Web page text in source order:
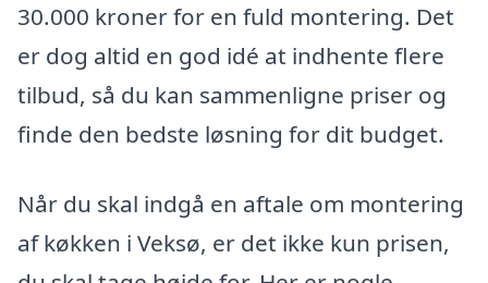
30.000 kroner for en fuld montering. Det
er dog altid en god idé at indhente flere
tilbud, så du kan sammenligne priser og
finde den bedste løsning for dit budget.
Når du skal indgå en aftale om montering
af køkken i Veksø, er det ikke kun prisen,